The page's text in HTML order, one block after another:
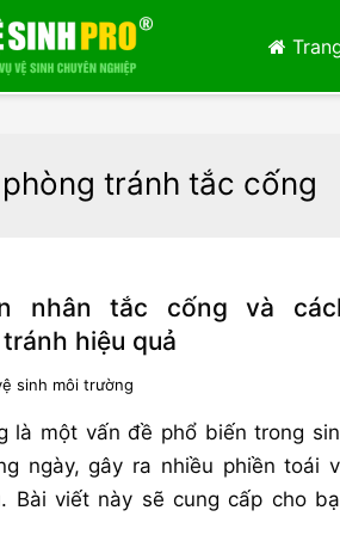
tránh tắc cống
nhân tắc cống và
hiệu quả
sinh môi trường
là một vấn đề phổ biến trong
ngày, gây ra nhiều phiền toái
Bài viết này sẽ cung cấp cho